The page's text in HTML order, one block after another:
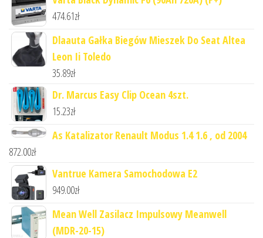
474.61zł
Dlaauta Gałka Biegów Mieszek Do Seat Altea
Leon Ii Toledo
35.89zł
Dr. Marcus Easy Clip Ocean 4szt.
15.23zł
As Katalizator Renault Modus 1.4 1.6 , od 2004
872.00zł
Vantrue Kamera Samochodowa E2
949.00zł
Mean Well Zasilacz Impulsowy Meanwell
(MDR-20-15)